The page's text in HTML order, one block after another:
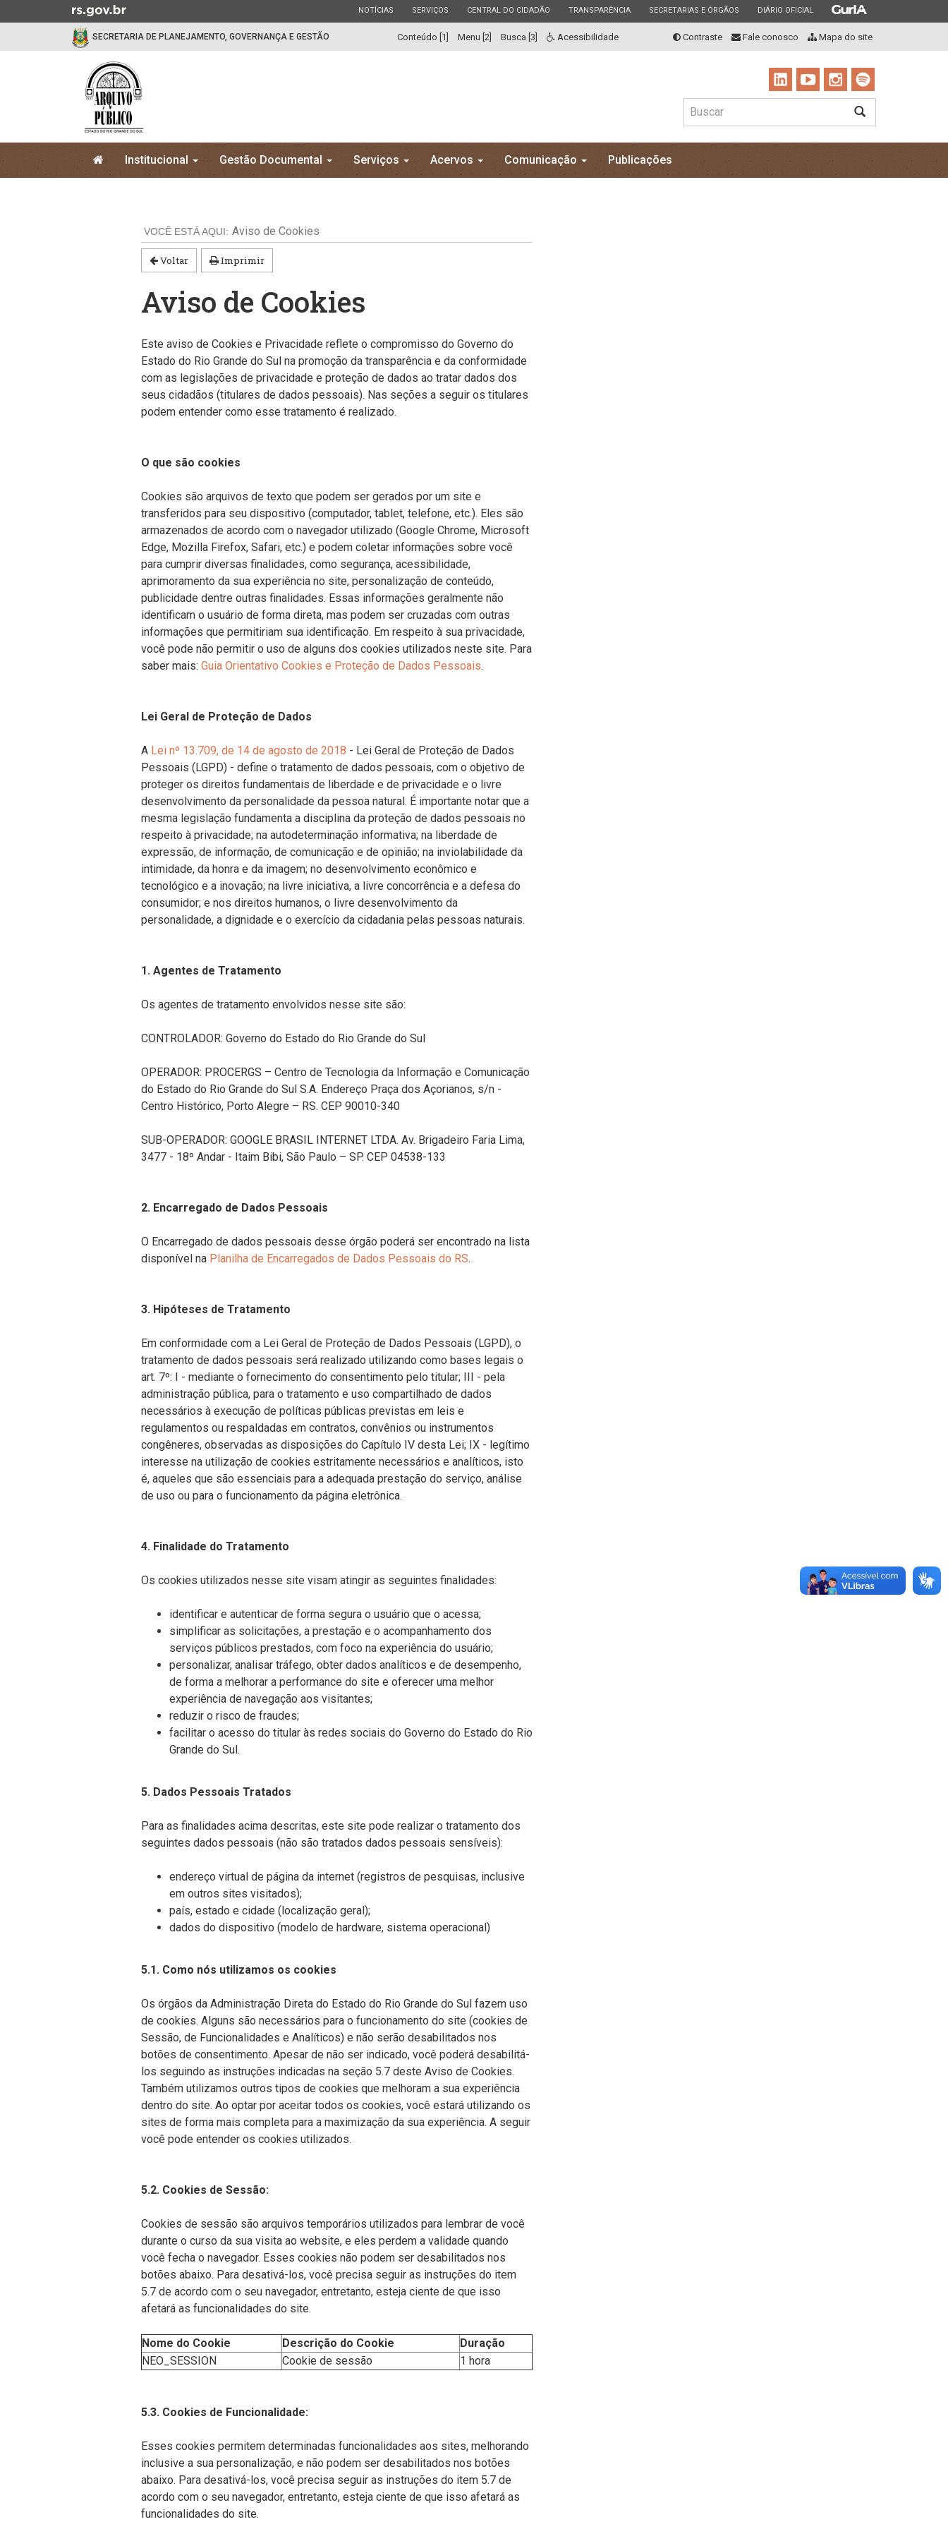
para
Ir
para
a
ESTADO
NOTÍCIAS ESTADO
SERVIÇOS ESTADO
CENTRAL DO CIDADÃO ESTADO
TRANSPARÊNCIA ESTADO
SECRETARIAS E ÓRGÃOS ESTADO
DIÁRIO OFICIAL ESTADO
SECRETARIA DE PLANEJAMENTO, GOVERNANÇA E GESTÃO Conteúdo [1] Menu [2] Busca [3] Acessibilidade Contraste Fale conosco Mapa do site
Buscar
Institucional Gestão Documental Serviços Acervos Comunicação
Publicações
Aviso de Cookies
Voltar Imprimir
Aviso de Cookies
Este aviso de Cookies e Privacidade reflete o compromisso do Governo do
Estado do Rio Grande do Sul na promoção da transparência e da conformidade
com as legislações de privacidade e proteção de dados ao tratar dados dos
seus cidadãos (titulares de dados pessoais). Nas seções a seguir os titulares
podem entender como esse tratamento é realizado.
O que são cookies
Cookies são arquivos de texto que podem ser gerados por um site e
transferidos para seu dispositivo (computador, tablet, telefone, etc.). Eles são
armazenados de acordo com o navegador utilizado (Google Chrome, Microsoft
Edge, MozillaFirefox, Safari, etc.) e podem coletar informações sobre você
para cumprir diversas finalidades, como segurança, acessibilidade,
aprimoramento da sua experiência no site, personalização de conteúdo,
publicidade dentre outras finalidades. Essas informações geralmente não
identificam o usuário de forma direta, mas podem ser cruzadas com outras
informações que permitiriam sua identificação. Em respeito à sua privacidade,
você pode não permitir o uso de alguns dos cookies utilizados neste site. Para
saber mais: Guia Orientativo Cookies e Proteção de Dados Pessoais.
Lei Geral de Proteção de Dados
A Lei nº 13.709, de 14 de agosto de 2018 - Lei Geral de Proteção de Dados
Pessoais (LGPD) - define o tratamento de dados pessoais, com o objetivo de
proteger os direitos fundamentais de liberdade e de privacidade e o livre
desenvolvimento da personalidade da pessoa natural. É importante notar que a
mesma legislação fundamenta a disciplina da proteção de dados pessoais no
respeito à privacidade; na autodeterminação informativa; na liberdade de
expressão, de informação, de comunicação e de opinião; na inviolabilidade da
intimidade, da honra e da imagem; no desenvolvimento econômico e
tecnológico e a inovação; na livre iniciativa, a livre concorrência e a defesa do
consumidor; e nos direitos humanos, o livre desenvolvimento da
personalidade, a dignidade e o exercício da cidadania pelas pessoas naturais.
1. Agentes de Tratamento
Os agentes de tratamento envolvidos nesse site são:
CONTROLADOR: Governo do Estado do Rio Grande do Sul
OPERADOR: PROCERGS – Centro de Tecnologia da Informação e Comunicação
do Estado do Rio Grande do Sul S.A. Endereço Praça dos Açorianos, s/n -
Centro Histórico, Porto Alegre – RS. CEP 90010-340
SUB-OPERADOR: GOOGLE BRASIL INTERNET LTDA. Av. Brigadeiro Faria Lima,
3477 - 18º Andar - Itaim Bibi, São Paulo – SP. CEP 04538-133
2. Encarregado de Dados Pessoais
O Encarregado de dados pessoais desse órgão poderá ser encontrado na lista
disponível na Planilha de Encarregados de Dados Pessoais do RS.
3. Hipóteses de Tratamento
Em conformidade com a Lei Geral de Proteção de Dados Pessoais (LGPD), o
tratamento de dados pessoais será realizado utilizando como bases legais o
art. 7º: I - mediante o fornecimento do consentimento pelo titular; III - pela
administração pública, para o tratamento e uso compartilhado de dados
necessários à execução de políticas públicas previstas em leis e
regulamentos ou respaldadas em contratos, convênios ou instrumentos
congêneres, observadas as disposições do Capítulo IV desta Lei; IX - legítimo
interesse na utilização de cookies estritamente necessários e analíticos, isto
é, aqueles que são essenciais para a adequada prestação do serviço, análise
de uso ou para o funcionamento da página eletrônica.
4. Finalidade do Tratamento
Os cookies utilizados nesse site visam atingir as seguintes finalidades:
identificar e autenticar de forma segura o usuário que o acessa;
simplificar as solicitações, a prestação e o acompanhamento dos
serviços públicos prestados, com foco na experiência do usuário;
personalizar, analisar tráfego, obter dados analíticos e de desempenho,
de forma a melhorar a performance do site e oferecer uma melhor
experiência de navegação aos visitantes;
reduzir o risco de fraudes;
facilitar o acesso do titular às redes sociais do Governo do Estado do Rio
Grande do Sul.
5. Dados Pessoais Tratados
Para as finalidades acima descritas, este site pode realizar o tratamento dos
seguintes dados pessoais (não são tratados dados pessoais sensíveis):
endereço virtual de página da internet (registros de pesquisas, inclusive
em outros sites visitados);
país, estado e cidade (localização geral);
dados do dispositivo (modelo de hardware, sistema operacional)
5.1. Como nós utilizamos os cookies
Os órgãos da Administração Direta do Estado do Rio Grande do Sul fazem uso
de cookies. Alguns são necessários para o funcionamento do site (cookies de
Sessão, de Funcionalidades e Analíticos) e não serão desabilitados nos
botões de consentimento. Apesar de não ser indicado, você poderá desabilitá-
los seguindo as instruções indicadas na seção 5.7 deste Aviso de Cookies.
Também utilizamos outros tipos de cookies que melhoram a sua experiência
dentro do site. Ao optar por aceitar todos os cookies, você estará utilizando os
sites de forma mais completa para a maximização da sua experiência. A seguir
você pode entender os cookies utilizados.
5.2. Cookies de Sessão:
Cookies de sessão são arquivos temporários utilizados para lembrar de você
durante o curso da sua visita ao website, e eles perdem a validade quando
você fecha o navegador. Esses cookies não podem ser desabilitados nos
botões abaixo. Para desativá-los, você precisa seguir as instruções do item
5.7 de acordo com o seu navegador, entretanto, esteja ciente de que isso
afetará as funcionalidades do site.
Nome do Cookie Descrição do Cookie
Duração
NEO_SESSION
Cookie de sessão 1 hora
5.3. Cookies de Funcionalidade:
Esses cookies permitem determinadas funcionalidades aos sites, melhorando
inclusive a sua personalização, e não podem ser desabilitados nos botões
abaixo. Para desativá-los, você precisa seguir as instruções do item 5.7 de
acordo com o seu navegador, entretanto, esteja ciente de que isso afetará as
funcionalidades do site.